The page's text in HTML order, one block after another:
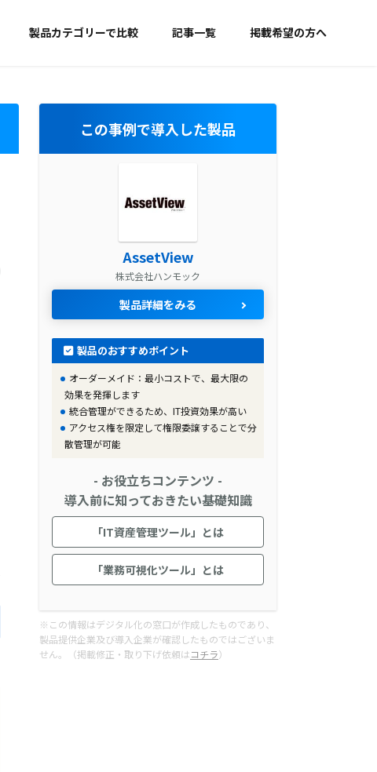
製品カテゴリーで比較 記事一覧 掲載希望の方へ
この事例で導入した製品
AssetView
株式会社ハンモック
製品詳細をみる
製品のおすすめポイント
オーダーメイド：最小コストで、最大限の
効果を発揮します
統合管理ができるため、IT投資効果が高い
アクセス権を限定して権限委譲することで分
散管理が可能
- お役立ちコンテンツ -
導入前に知っておきたい基礎知識
「IT資産管理ツール」とは
「業務可視化ツール」とは
※この情報はデジタル化の窓口が作成したものであり、
製品提供企業及び導入企業が確認したものではございま
せん。（掲載修正・取り下げ依頼はコチラ）